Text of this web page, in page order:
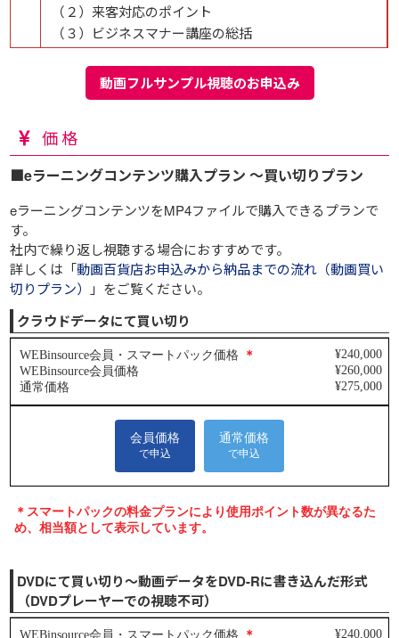
（２）来客対応のポイント​​​​​​​​​​​
（３）ビジネスマナー講座の総括​
動画フルサンプル視聴のお申込み
価格
■eラーニングコンテンツ購入プラン ～買い切りプラン
eラーニングコンテンツをMP4ファイルで購入できるプランで
す。
社内で繰り返し視聴する場合におすすめです。
詳しくは「動画百貨店お申込みから納品までの流れ（動画買い
切りプラン）
」をご覧ください。
クラウドデータにて買い切り
DVDにて買い切り～動画データをDVD-Rに書き込んだ形式
（DVDプレーヤーでの視聴不可）